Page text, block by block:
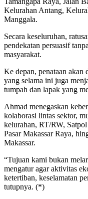
Kelurahan Antang,
Manggala.
Secara keseluruhan,
pendekatan persuasif
masyarakat.
Ke depan, penataan
yang selama ini juga
tumpah dan lapak yang
Ahmad menegaskan
kolaborasi lintas sektor,
kelurahan, RT/RW,
Pasar Makassar Raya,
Makassar.
“Tujuan kami bukan
mengatur agar aktivitas
ketertiban, keselamatan
tutupnya. (*)